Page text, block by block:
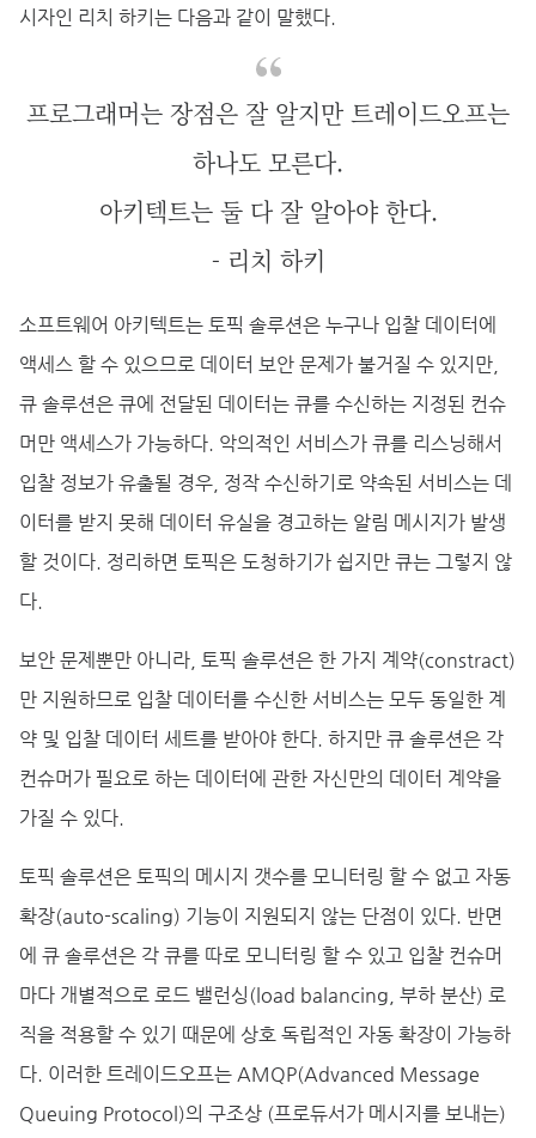
시자인 리치 하키는 다음과 같이 말했다.
프로그래머는 장점은 잘 알지만 트레이드오프는
하나도 모른다.
아키텍트는 둘 다 잘 알아야 한다.
- 리치 하키
소프트웨어 아키텍트는 토픽 솔루션은 누구나 입찰 데이터에
액세스 할 수 있으므로 데이터 보안 문제가 불거질 수 있지만,
큐 솔루션은 큐에 전달된 데이터는 큐를 수신하는 지정된 컨슈
머만 액세스가 가능하다. 악의적인 서비스가 큐를 리스닝해서
입찰 정보가 유출될 경우, 정작 수신하기로 약속된 서비스는 데
이터를 받지 못해 데이터 유실을 경고하는 알림 메시지가 발생
할 것이다. 정리하면 토픽은 도청하기가 쉽지만 큐는 그렇지 않
다.
보안 문제뿐만 아니라, 토픽 솔루션은 한 가지 계약(constract)
만 지원하므로 입찰 데이터를 수신한 서비스는 모두 동일한 계
약 및 입찰 데이터 세트를 받아야 한다. 하지만 큐 솔루션은 각
컨슈머가 필요로 하는 데이터에 관한 자신만의 데이터 계약을
가질 수 있다.
토픽 솔루션은 토픽의 메시지 갯수를 모니터링 할 수 없고 자동
확장(auto-scaling) 기능이 지원되지 않는 단점이 있다. 반면
에 큐 솔루션은 각 큐를 따로 모니터링 할 수 있고 입찰 컨슈머
마다 개별적으로 로드 밸런싱(load balancing, 부하 분산) 로
직을 적용할 수 있기 때문에 상호 독립적인 자동 확장이 가능하
다. 이러한 트레이드오프는 AMQP(Advanced Message
Queuing Protocol)의 구조상 (프로듀서가 메시지를 보내는)